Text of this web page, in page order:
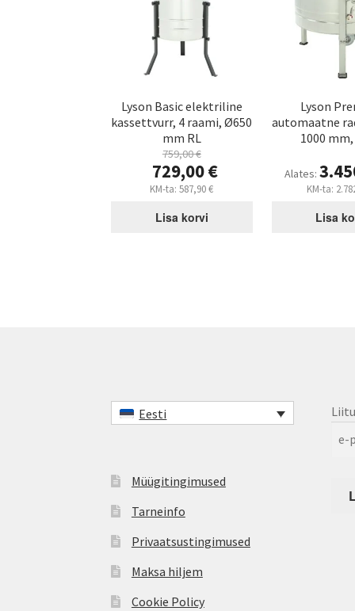
Lyson Basic elektriline
kassettvurr, 4 raami, Ø650
mm RL
759,00€
Algne
hind
oli:
729,00€
Praegune
on:
KM-ta:587,90€
Lisa korvi
Lyson
automaatne
1000 mm,
Alates:
KM-ta:
Lisa
Eesti
Müügitingimused
Tarneinfo
Privaatsustingimused
Maksa hiljem
Cookie Policy